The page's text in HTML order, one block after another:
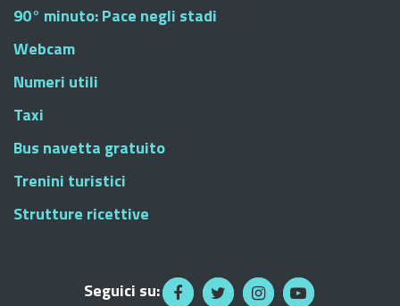
90° minuto: Pace negli stadi
Webcam
Numeri utili
Taxi
Bus navetta gratuito
Trenini turistici
Strutture ricettive
Seguici su: